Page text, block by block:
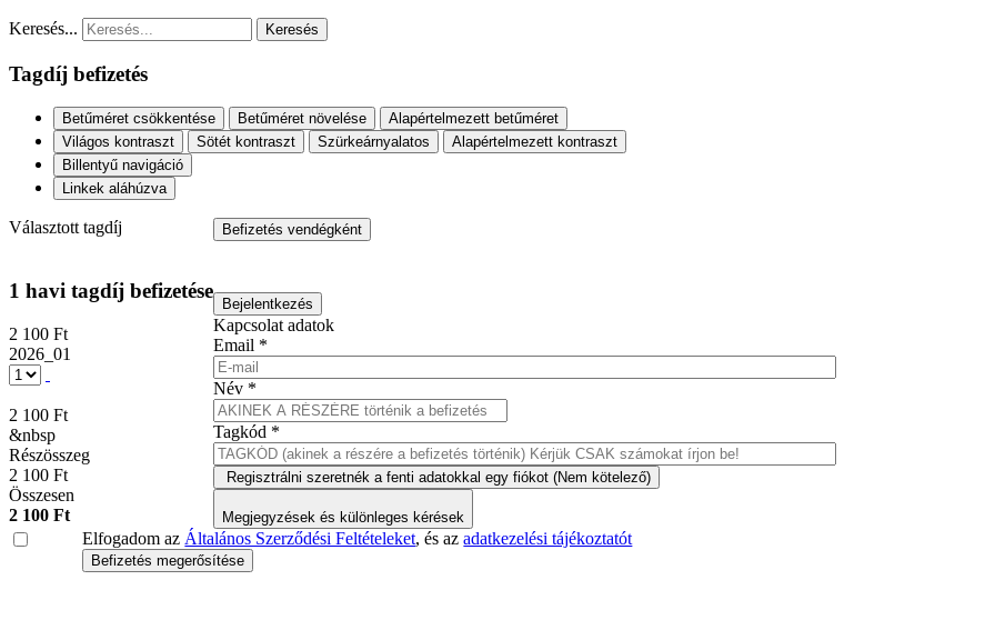
Keresés... Keresés
Tagdíj befizetés
Betűméret csökkentése Betűméret növelése
Alapértelmezett betűméret
Világos kontraszt
Sötét kontraszt Szürkeárnyalatos
Alapértelmezett kontraszt
Billentyű navigáció
Linkek aláhúzva
Választott tagdíj
1 havi tagdíj befizetése
2 100 Ft
2026_01
2 100 Ft
&nbsp
Részösszeg
2 100 Ft
Összesen
2 100 Ft
Befizetés vendégként
Bejelentkezés
Kapcsolat adatok
Email *
Név *
Tagkód *
Regisztrálni szeretnék a fenti adatokkal egy fiókot (Nem kötelező)
Megjegyzések és különleges kérések
Elfogadom azÁltalános Szerződési Feltételeket, és azadatkezelési tájékoztatót
Befizetés megerősítése